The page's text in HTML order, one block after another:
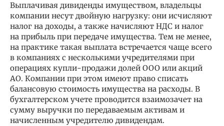
Выплачивая дивиденды имуществом, владельцы
компании несут двойную нагрузку: они исчисляют
налог на доходы, а также начисляют НДС и налог
на прибыль при передаче имущества. Тем не менее,
на практике такая выплата встречается чаще всего
в компаниях с несколькими учредителями при
операциях купли-продажи долей ООО или акций
АО. Компании при этом имеют право списать
балансовую стоимость имущества на расходы. В
бухгалтерском учете проводится взаимозачет на
сумму выручки по передаваемым активам и
начисленным учредителю дивидендам.